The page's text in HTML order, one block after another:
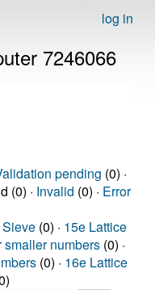
log in
7246066
pending (0) ·
(0) · Invalid (0) · Error
(0) · 15e Lattice
smaller numbers (0) ·
(0) · 16e Lattice